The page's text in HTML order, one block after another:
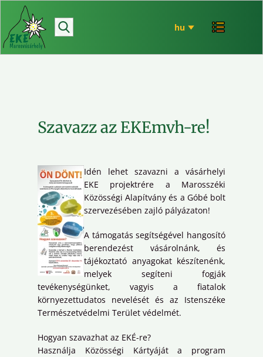
hírek
bemutatkozó
EKE történet
Szavazz az EKEmvh-re!
Idén lehet szavazni a vásárhelyi
EKE projektrére a Marosszéki
Közösségi Alapítvány és a Góbé bolt
szervezésében zajló pályázaton!
A támogatás segítségével hangosító
berendezést vásárolnánk, és
tájékoztató anyagokat készítenénk,
melyek segíteni fogják
tevékenységünket, vagyis a fiatalok
környezettudatos nevelését és az Istenszéke
Természetvédelmi Terület védelmét.
Hogyan szavazhat az EKÉ-re?
Használja Közösségi Kártyáját a program